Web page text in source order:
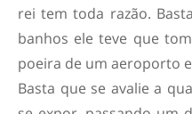
rei tem toda razão.
banhos ele teve que
poeira de um aeroporto
Basta que se avalie a